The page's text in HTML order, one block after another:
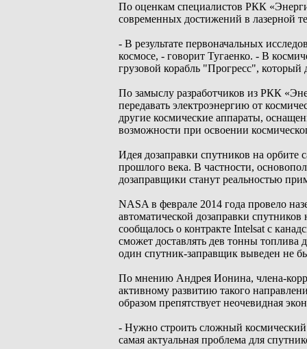
По оценкам специалистов РКК
современных достижений в лазерной
- В результате первоначальных
космосе, - говорит Тугаенко. - В
грузовой корабль "Прогресс", который
По замыслу разработчиков из РКК
передавать электроэнергию от
другие космические аппараты,
возможности при освоении
Идея дозаправки спутников на орбите
прошлого века. В частности,
дозаправщики станут реальностью
NASA в феврале 2014 года провело
автоматической дозаправки
сообщалось о контракте Intelsat с
сможет доставлять дев тонны топлива
один спутник-заправщик выведен не
По мнению Андрея Ионина, члена-
активному развитию такого
образом препятствует неочевидная
- Нужно строить сложный космический
самая актуальная проблема для